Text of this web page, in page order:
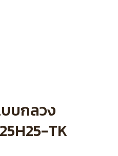
บกลวง
TK